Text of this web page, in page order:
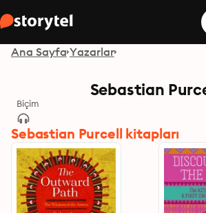
Ana Sayfa Yazarlar
Sebastian
Biçim
Sebastian Purcell kitapları